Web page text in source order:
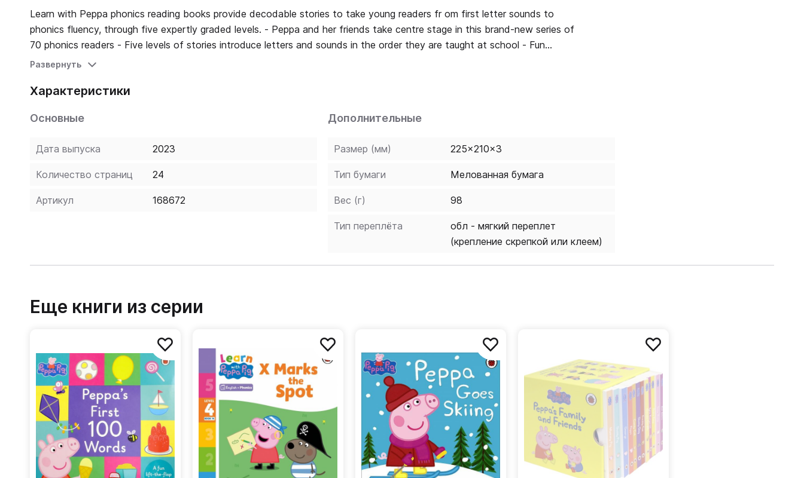
Learn with Peppa phonics reading books provide decodable stories to take young readers fr om first letter sounds to
phonics fluency, through five expertly graded levels. - Peppa and her friends take centre stage in this brand-new series of
70 phonics readers - Five levels of stories introduce letters and sounds in the order they are taught at school - Fun
activities provide extra phonics practice and check understanding of the story - Each Learn with Peppa phonics book has
Peppa website Let Peppa support your little ones on their early learning adventure in Learn with Peppa. Level 4 Book 4
they? At the beach!
Развернуть
Характеристики
Основные
Дата выпуска 2023
Количество страниц 24
Артикул 168672
Дополнительные
Размер (мм) 225x210x3
Тип бумаги Мелованная бумага
Вес (г) 98
Тип переплёта
обл - мягкий переплет
(крепление скрепкой или клеем)
Еще книги из серии